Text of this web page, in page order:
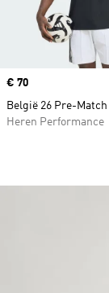
Price
€ 70
België 26 Pre-
Heren Performance